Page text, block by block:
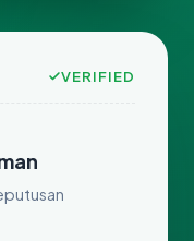
VERIFIED